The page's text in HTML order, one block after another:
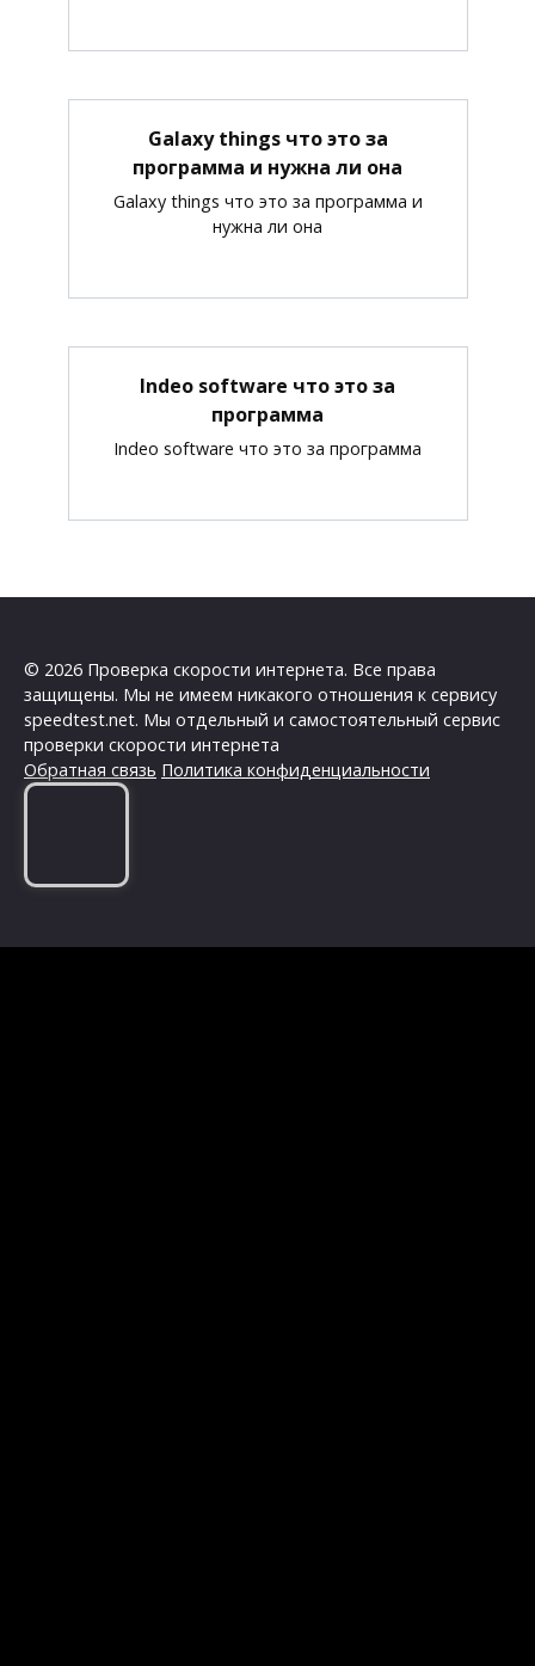
Galaxy things что это за
программа и нужна ли она
Galaxy things что это за программа и
нужна ли она
Indeo software что это за
программа
Indeo software что это за программа
© 2026 Проверка скорости интернета. Все права
защищены. Мы не имеем никакого отношения к сервису
speedtest.net. Мы отдельный и самостоятельный сервис
проверки скорости интернета
Обратная связь Политика конфиденциальности